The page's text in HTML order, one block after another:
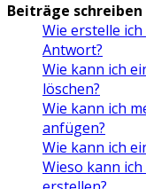
Beiträge schreiben
Wie erstelle
Antwort?
Wie kann ich
löschen?
Wie kann ich
anfügen?
Wie kann ich
Wieso kann